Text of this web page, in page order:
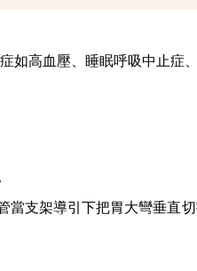
如高血壓、睡眠呼吸中止症
當支架導引下把胃大彎垂直